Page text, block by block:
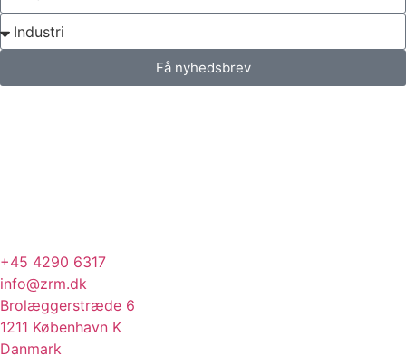
Få nyhedsbrev
+45 4290 6317
info@zrm.dk
Brolæggerstræde 6
1211 København K
Danmark